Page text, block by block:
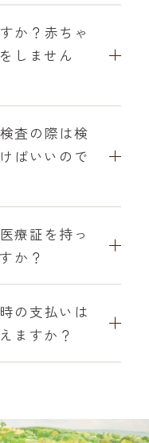
か？赤ちゃ
しません
査の際は検
ばいいので
療証を持っ
か？
の支払いは
ますか？